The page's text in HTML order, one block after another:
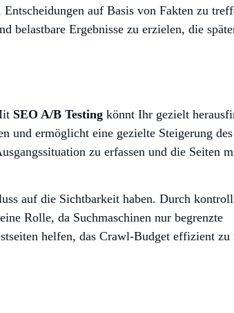
auf Basis von Fakten zu
belastbare Ergebnisse zu erzielen, die
SEO A/B Testing könnt Ihr gezielt
und ermöglicht eine gezielte Steigerung des
zu erfassen und die Seiten
auf die Sichtbarkeit haben. Durch
Rolle, da Suchmaschinen nur begrenzte
helfen, das Crawl-Budget effizient zu